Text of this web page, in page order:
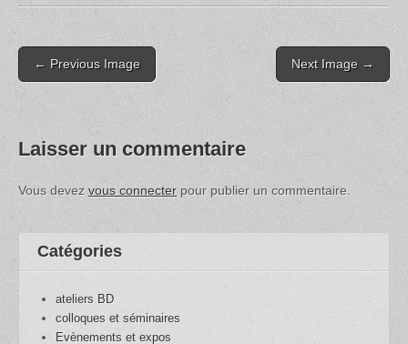
Post
navigation
← Previous Image Next Image →
Laisser un commentaire
Vous devez vous connecter pour publier un commentaire.
Catégories
ateliers BD
colloques et séminaires
Evènements et expos